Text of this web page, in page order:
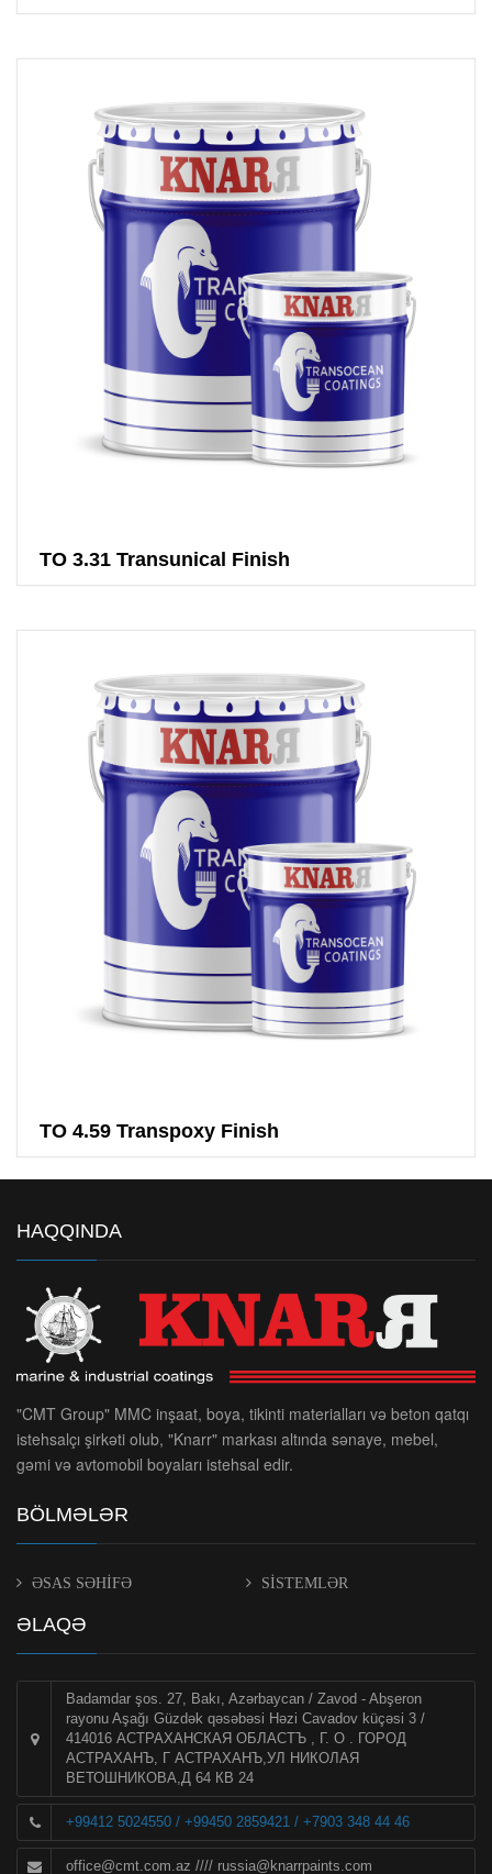
TO 3.31 Transunical Finish
TO 4.59 Transpoxy Finish
HAQQINDA
"CMT Group" MMC inşaat, boya, tikinti materialları və beton qatqı
istehsalçı şirkəti olub, "Knarr" markası altında sənaye, mebel,
gəmi və avtomobil boyaları istehsal edir.
BÖLMƏLƏR
ƏSAS SƏHİFƏ SİSTEMLƏR
ƏLAQƏ
Badamdar şos. 27, Bakı, Azərbaycan / Zavod - Abşeron
rayonu Aşağı Güzdək qəsəbəsi Həzi Cavadov küçəsi 3 /
414016 АСТРАХАНСКАЯ ОБЛАСТЪ , Г. О . ГОРОД
АСТРАХАНЪ, Г АСТРАХАНЪ,УЛ НИКОЛАЯ
ВЕТОШНИКОВА,Д 64 КВ 24
+99412 5024550 / +99450 2859421 / +7903 348 44 46
office@cmt.com.az //// russia@knarrpaints.com